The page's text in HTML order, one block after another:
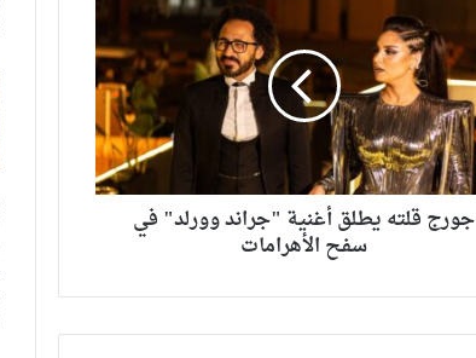
جورج قلته يطلق أغنية "جراند وورلد" في
سفح الأهرامات